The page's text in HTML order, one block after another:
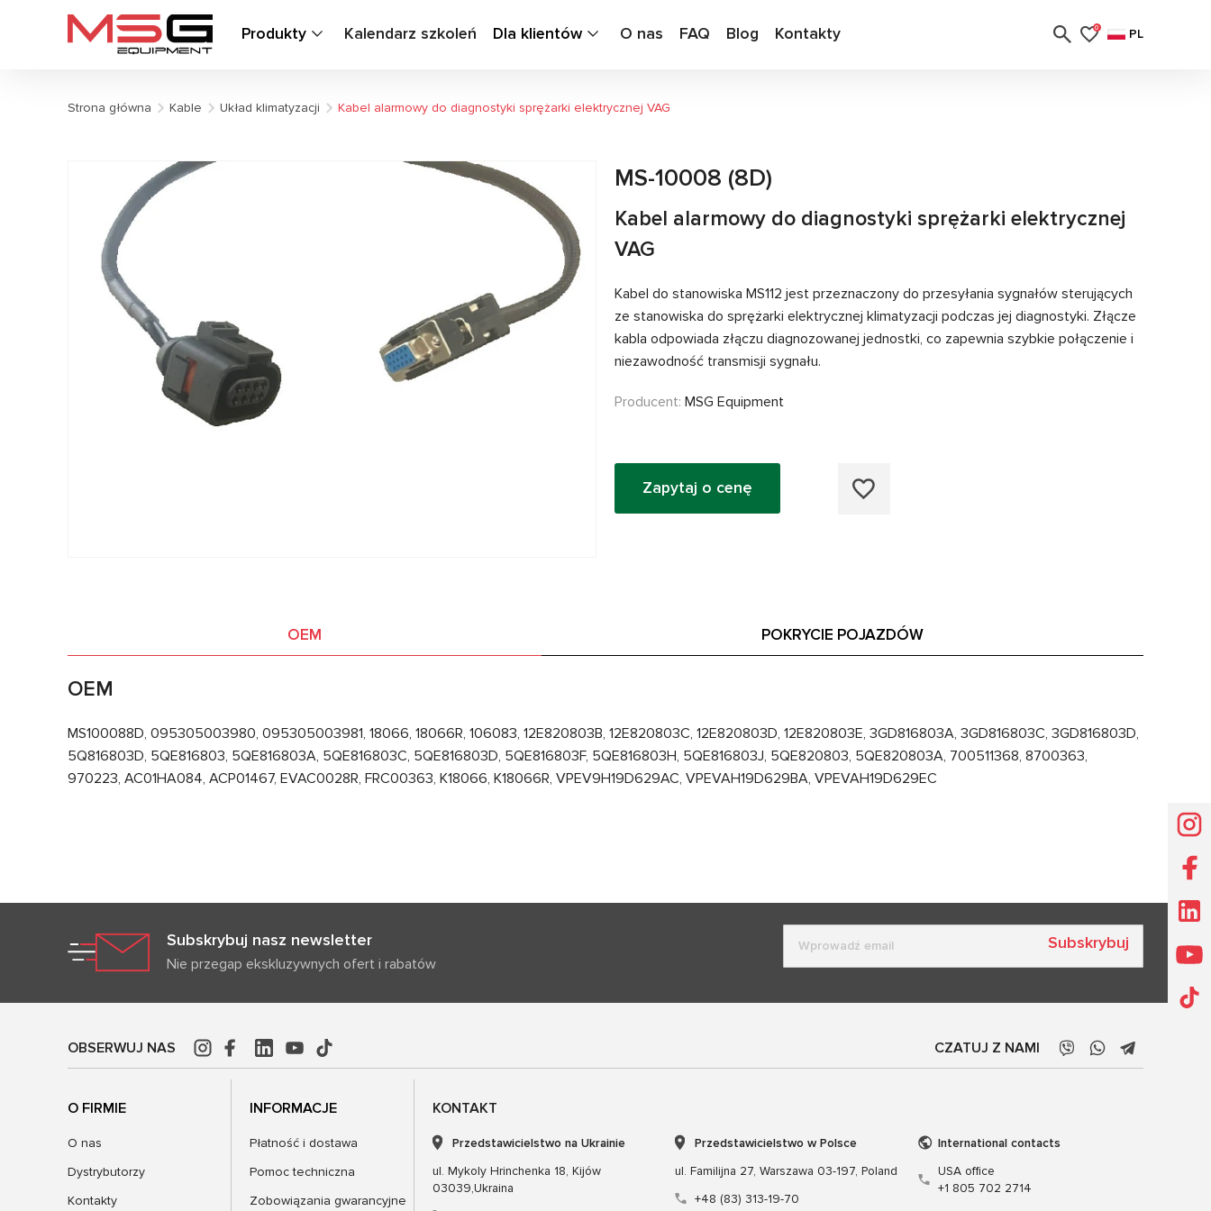
Produkty Kalendarz szkoleń Dla klientów O nas FAQ Blog Kontakty 0 PL
Strona główna Kable Układ klimatyzacji Kabel alarmowy do diagnostyki sprężarki elektrycznej VAG
MS-10008 (8D)
Kabel alarmowy do diagnostyki sprężarki elektrycznej
VAG
Kabel do stanowiska MS112 jest przeznaczony do przesyłania sygnałów sterujących
ze stanowiska do sprężarki elektrycznej klimatyzacji podczas jej diagnostyki. Złącze
kabla odpowiada złączu diagnozowanej jednostki, co zapewnia szybkie połączenie i
niezawodność transmisji sygnału.
Producent: MSG Equipment
Zapytaj o cenę
OEM POKRYCIE POJAZDÓW
OEM
MS100088D, 095305003980, 095305003981, 18066, 18066R, 106083, 12E820803B, 12E820803C, 12E820803D, 12E820803E, 3GD816803A, 3GD816803C, 3GD816803D,
5Q816803D, 5QE816803, 5QE816803A, 5QE816803C, 5QE816803D, 5QE816803F, 5QE816803H, 5QE816803J, 5QE820803, 5QE820803A, 700511368, 8700363,
970223, AC01HA084, ACP01467, EVAC0028R, FRC00363, K18066, K18066R, VPEV9H19D629AC, VPEVAH19D629BA, VPEVAH19D629EC
Subskrybuj nasz newsletter
Nie przegap ekskluzywnych ofert i rabatów
Subskrybuj
OBSERWUJ NAS CZATUJ Z NAMI
O FIRMIE
O nas
Dystrybutorzy
Kontakty
INFORMACJE
Płatność i dostawa
Pomoc techniczna
Zobowiązania gwarancyjne
KONTAKT
Przedstawicielstwo na Ukrainie
ul. Mykoly Hrinchenka 18, Kijów
03039,Ukraina
Przedstawicielstwo w Polsce
ul. Familijna 27, Warszawa 03-197, Poland
+48 (83) 313-19-70
International contacts
USA office
+1 805 702 2714